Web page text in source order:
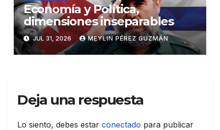
Economía y Política,
dimensiones inseparables
JUL 31, 2026 MEYLIN PÉREZ GUZMÁN
Deja una respuesta
Lo siento, debes estar conectado para publicar